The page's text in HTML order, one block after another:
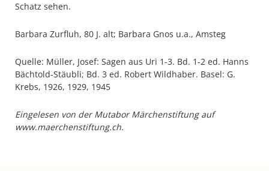
Schatz sehen.
Barbara Zurfluh, 80 J. alt; Barbara Gnos u.a., Amsteg
Quelle: Müller, Josef: Sagen aus Uri 1-3. Bd. 1-2 ed. Hanns
Bächtold-Stäubli; Bd. 3 ed. Robert Wildhaber. Basel: G.
Krebs, 1926, 1929, 1945
Eingelesen von der Mutabor Märchenstiftung auf
www.maerchenstiftung.ch.